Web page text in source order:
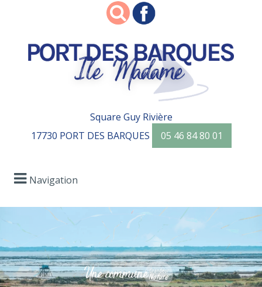
Square Guy Rivière
17730 PORT DES BARQUES
05 46 84 80 01
Navigation